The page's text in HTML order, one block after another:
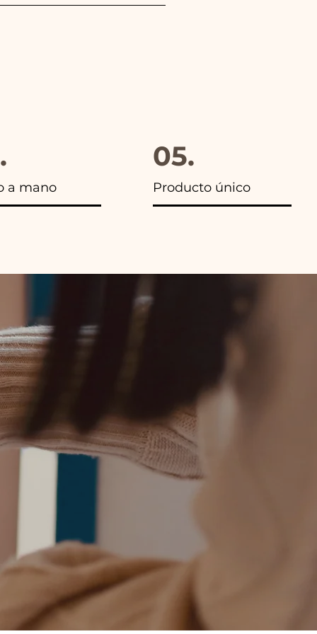
además en todos los
a mano
05.
Producto único